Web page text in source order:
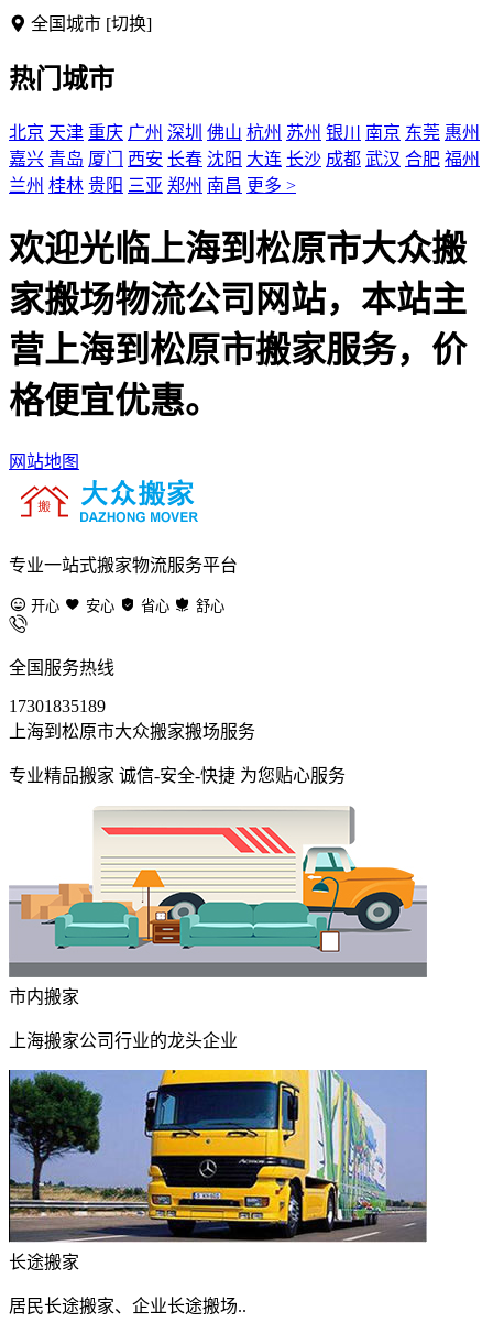
全国城市 [切换]
热门城市
北京 天津 重庆 广州 深圳 佛山 杭州 苏州 银川 南京 东莞 惠州
嘉兴 青岛 厦门 西安 长春 沈阳 大连 长沙 成都 武汉 合肥 福州
兰州 桂林 贵阳 三亚 郑州 南昌 更多 >
欢迎光临上海到松原市大众搬
家搬场物流公司网站，本站主
营上海到松原市搬家服务，价
格便宜优惠。
网站地图
专业一站式搬家物流服务平台
开心 安心 省心 舒心
全国服务热线
17301835189
上海到松原市大众搬家搬场服务
专业精品搬家 诚信-安全-快捷 为您贴心服务
市内搬家
上海搬家公司行业的龙头企业
长途搬家
居民长途搬家、企业长途搬场..